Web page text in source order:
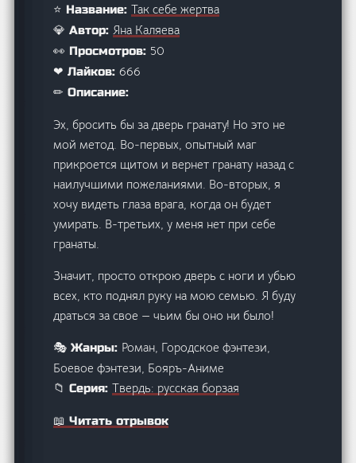
⭐ Название:Так себе жертва
💎 Автор:Яна Каляева
👀 Просмотров: 50
❤ Лайков:666
✏ Описание:
Эх, бросить бы за дверь гранату! Но это не
мой метод. Во-первых, опытный маг
прикроется щитом и вернет гранату назад с
наилучшими пожеланиями. Во-вторых, я
хочу видеть глаза врага, когда он будет
умирать. В-третьих, у меня нет при себе
гранаты.
Значит, просто открою дверь с ноги и убью
всех, кто поднял руку на мою семью. Я буду
драться за свое — чьим бы оно ни было!
🎭 Жанры: Роман, Городское фэнтези,
Боевое фэнтези, Бояръ-Аниме
📁 Серия:Твердь: русская борзая
📖 Читать отрывок